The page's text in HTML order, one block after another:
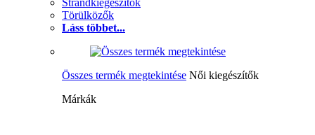
Strandkiegészítők
Törülközők
Láss többet...
Összes termék megtekintése Női kiegészítők
Márkák